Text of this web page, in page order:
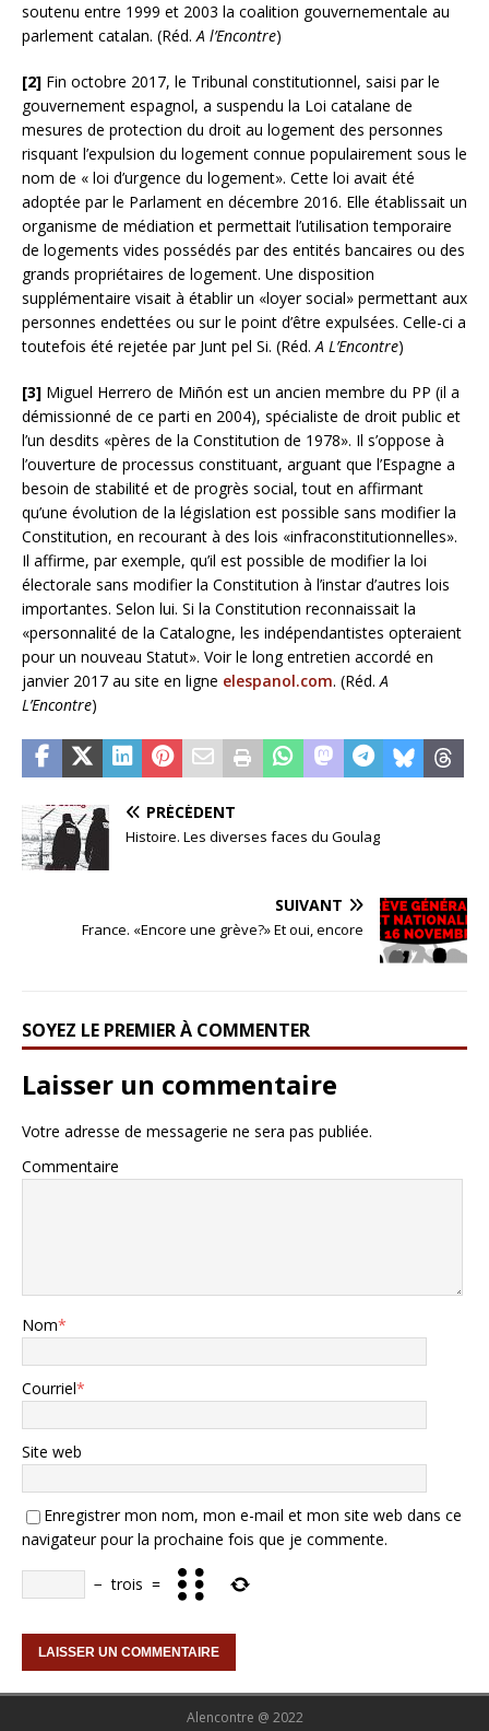
soutenu entre 1999 et 2003 la coalition gouvernementale au
parlement catalan. (Réd.A l’Encontre)
[2] Fin octobre 2017, le Tribunal constitutionnel, saisi par le
gouvernement espagnol, a suspendu la Loi catalane de
mesures de protection du droit au logement des personnes
risquant l’expulsion du logement connue populairement sous le
nom de « loi d’urgence du logement». Cette loi avait été
adoptée par le Parlament en décembre 2016. Elle établissait un
organisme de médiation et permettait l’utilisation temporaire
de logements vides possédés par des entités bancaires ou des
grands propriétaires de logement. Une disposition
supplémentaire visait à établir un «loyer social» permettant aux
personnes endettées ou sur le point d’être expulsées. Celle-ci a
toutefois été rejetée par Junt pel Si. (Réd.A L’Encontre)
[3] Miguel Herrero de Miñón est un ancien membre du PP (il a
démissionné de ce parti en 2004), spécialiste de droit public et
l’un desdits «pères de la Constitution de 1978». Il s’oppose à
l’ouverture de processus constituant, arguant que l’Espagne a
besoin de stabilité et de progrès social, tout en affirmant
qu’une évolution de la législation est possible sans modifier la
Constitution, en recourant à des lois «infraconstitutionnelles».
Il affirme, par exemple, qu’il est possible de modifier la loi
électorale sans modifier la Constitution à l’instar d’autres lois
importantes. Selon lui. Si la Constitution reconnaissait la
«personnalité de la Catalogne, les indépendantistes opteraient
pour un nouveau Statut». Voir le long entretien accordé en
janvier 2017 au site en ligne elespanol.com. (Réd.A
L’Encontre)
PRÉCÉDENT
Histoire. Les diverses faces du Goulag
SUIVANT
France. «Encore une grève?» Et oui, encore
SOYEZ LE PREMIER À COMMENTER
Laisser un commentaire
Votre adresse de messagerie ne sera pas publiée.
Commentaire
Nom*
Courriel*
Site web
Enregistrer mon nom, mon e-mail et mon site web dans ce
navigateur pour la prochaine fois que je commente.
− trois =
Alencontre @ 2022